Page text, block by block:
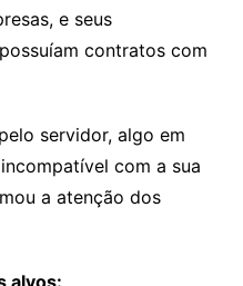
e seus
contratos com
servidor, algo em
com a sua
a atenção dos
alvos: